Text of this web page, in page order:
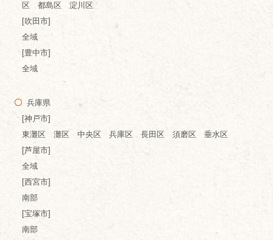
区 都島区 淀川区
[吹田市]
全域
[豊中市]
全域
兵庫県
[神戸市]
東灘区 灘区 中央区 兵庫区 長田区 須磨区 垂水区
[芦屋市]
全域
[西宮市]
南部
[宝塚市]
南部